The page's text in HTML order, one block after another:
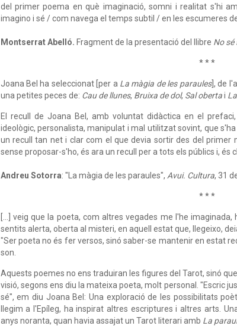
del primer poema en què imaginació, somni i realitat s'hi
imagino i sé / com navega el temps subtil / en les escumeres
Montserrat Abelló. Fragment de la presentació del llibre No sé
* * *
Joana Bel ha seleccionat [per a La màgia de les paraules], de
una petites peces de: Cau de llunes, Bruixa de dol, Sal obertai
El recull de Joana Bel, amb voluntat didàctica en el
ideològic, personalista, manipulat i mal utilitzat sovint, que
un recull tan net i clar com el que devia sortir des del primer
sense proposar-s'ho, és ara un recull per a tots els públics i, és
Andreu Sotorra: "La màgia de les paraules", Avui. Cultura, 31
* * *
[...] veig que la poeta, com altres vegades me l'he
sentits alerta, oberta al misteri, en aquell estat que, llegeixo,
"Ser poeta no és fer versos, sinó saber-se mantenir en estat
son.
Aquests poemes no ens traduiran les figures del Tarot, sinó
visió, segons ens diu la mateixa poeta, molt personal. "Escric
sé", em diu Joana Bel: Una exploració de les possibilitats
llegim a l'Epíleg, ha inspirat altres escriptures i altres arts.
anys noranta, quan havia assajat un Tarot literari amb La